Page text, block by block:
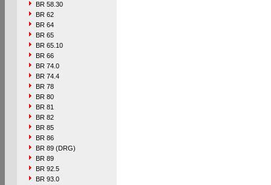
BR 58.30
BR 62
BR 64
BR 65
BR 65.10
BR 66
BR 74.0
BR 74.4
BR 78
BR 80
BR 81
BR 82
BR 85
BR 86
BR 89 (DRG)
BR 89
BR 92.5
BR 93.0